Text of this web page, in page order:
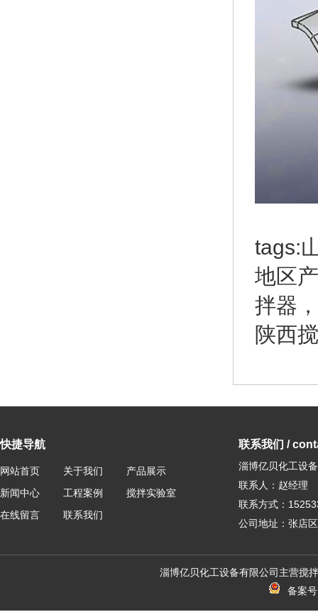
tags:
地区
拌器 ，
陕西
快捷导航
网站首页 关于我们
产品展示
新闻中心
工程案例
搅拌实验室
在线留言
联系我们
联系我们 /
淄博亿贝化工设
联系人：赵经理
联系方式：
公司地址：张店
淄博亿贝化工设备有限公司主营搅
备案